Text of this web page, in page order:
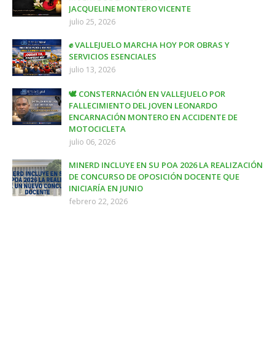
JACQUELINE MONTERO VICENTE
julio 25, 2026
✊ VALLEJUELO MARCHA HOY POR OBRAS Y
SERVICIOS ESENCIALES
julio 13, 2026
🕊️ CONSTERNACIÓN EN VALLEJUELO POR
FALLECIMIENTO DEL JOVEN LEONARDO
ENCARNACIÓN MONTERO EN ACCIDENTE DE
MOTOCICLETA
julio 06, 2026
MINERD INCLUYE EN SU POA 2026 LA REALIZACIÓN
DE CONCURSO DE OPOSICIÓN DOCENTE QUE
INICIARÍA EN JUNIO
febrero 22, 2026